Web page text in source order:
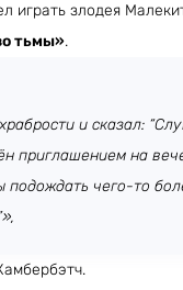
играть злодея
тьмы».
и сказал:
приглашением на
подождать чего-то